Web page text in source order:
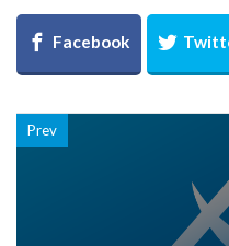
Prev